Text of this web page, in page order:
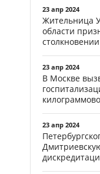
23 апр 2024
Жительница
области
23 апр 2024
В Москве
23 апр 2024